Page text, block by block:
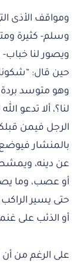
ومواقف الأذى
وسلم- كثيرة
ويصور لنا
حين قال:
وهو متوسد بردة
لنا؟، ألا تدعو
الرجل فيمن
بالمنشار
عن دينه،
أو عصب، وما
حتى يسير
أو الذئب على
على الرغم من